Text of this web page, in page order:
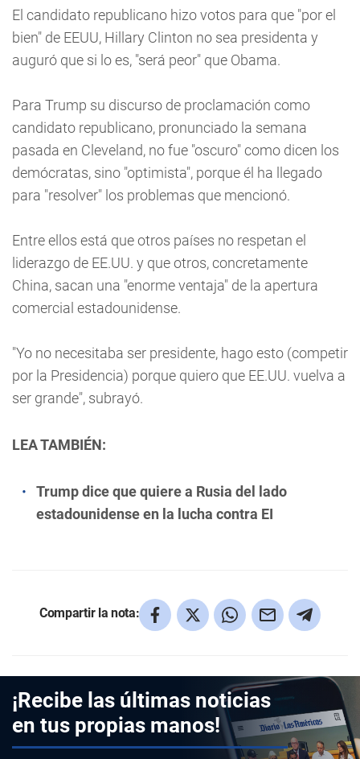
El candidato republicano hizo votos para que "por el
bien" de EEUU, Hillary Clinton no sea presidenta y
auguró que si lo es, "será peor" que Obama.
Para Trump su discurso de proclamación como
candidato republicano, pronunciado la semana
pasada en Cleveland, no fue "oscuro" como dicen los
demócratas, sino "optimista", porque él ha llegado
para "resolver" los problemas que mencionó.
Entre ellos está que otros países no respetan el
liderazgo de EE.UU. y que otros, concretamente
China, sacan una "enorme ventaja" de la apertura
comercial estadounidense.
"Yo no necesitaba ser presidente, hago esto (competir
por la Presidencia) porque quiero que EE.UU. vuelva a
ser grande", subrayó.
LEA TAMBIÉN:
Trump dice que quiere a Rusia del lado
estadounidense en la lucha contra EI
Compartir la nota:
¡Recibe las últimas noticias
en tus propias manos!